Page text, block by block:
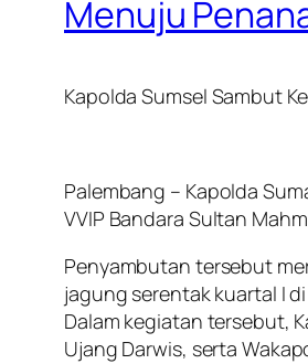
Menuju
Kapolda Sumsel Sambut
Palembang – Kapolda
VVIP Bandara Sultan
Penyambutan tersebut
jagung serentak kuartal I
Dalam kegiatan tersebut,
Ujang Darwis, serta